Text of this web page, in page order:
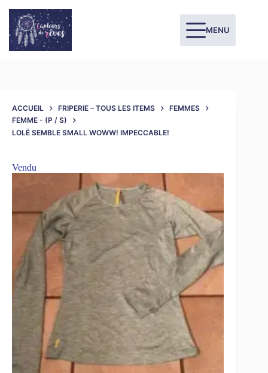
MENU
ACCUEIL FRIPERIE – TOUS LES ITEMS
FEMMES
FEMME - (P / S)
LOLË SEMBLE SMALL WOWW! IMPECCABLE!
Vendu